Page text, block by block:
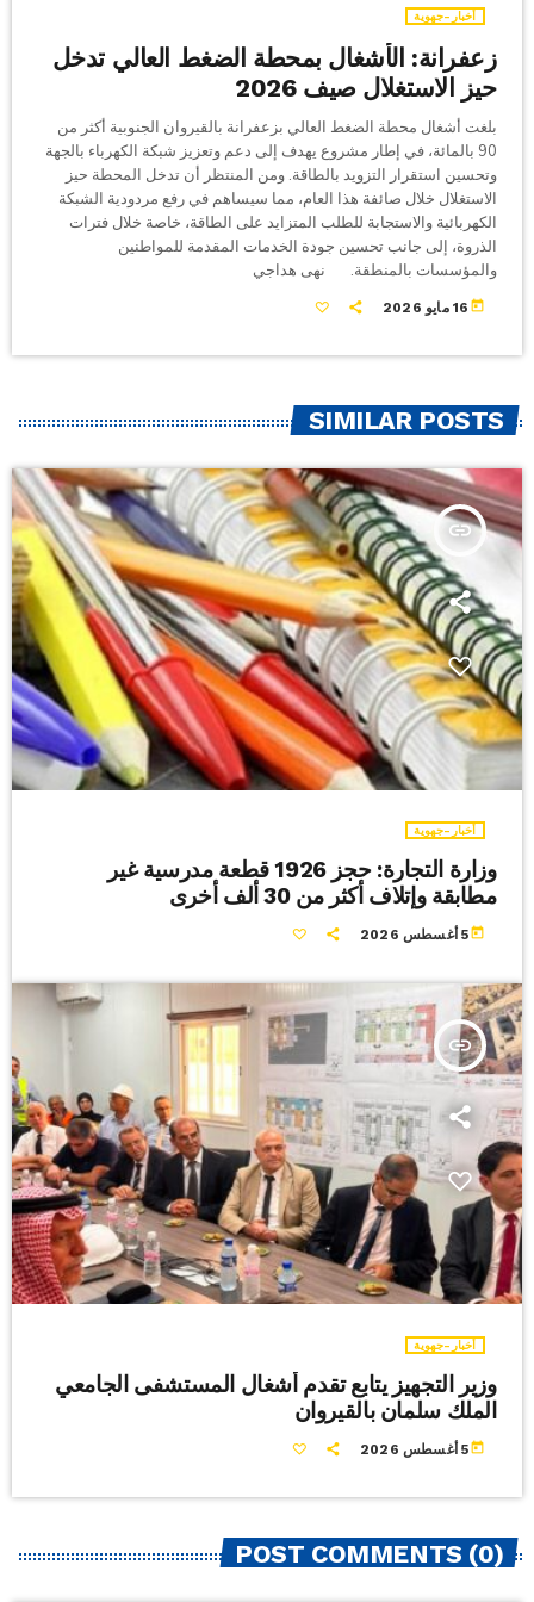
أخبار-جهوية
زعفرانة: الأشغال بمحطة الضغط العالي تدخل
حيز الاستغلال صيف 2026
بلغت أشغال محطة الضغط العالي بزعفرانة بالقيروان الجنوبية أكثر من
90 بالمائة، في إطار مشروع يهدف إلى دعم وتعزيز شبكة الكهرباء بالجهة
وتحسين استقرار التزويد بالطاقة. ومن المنتظر أن تدخل المحطة حيز
الاستغلال خلال صائفة هذا العام، مما سيساهم في رفع مردودية الشبكة
الكهربائية والاستجابة للطلب المتزايد على الطاقة، خاصة خلال فترات
الذروة، إلى جانب تحسين جودة الخدمات المقدمة للمواطنين
والمؤسسات بالمنطقة. نهى هداجي
today 16 مايو 2026
SIMILAR POSTS
insert_link
أخبار-جهوية
وزارة التجارة: حجز 1926 قطعة مدرسية غير
مطابقة وإتلاف أكثر من 30 ألف أخرى
today 5 أغسطس 2026
insert_link
أخبار-جهوية
وزير التجهيز يتابع تقدم أشغال المستشفى الجامعي
الملك سلمان بالقيروان
today5 أغسطس 2026
POST COMMENTS (0)